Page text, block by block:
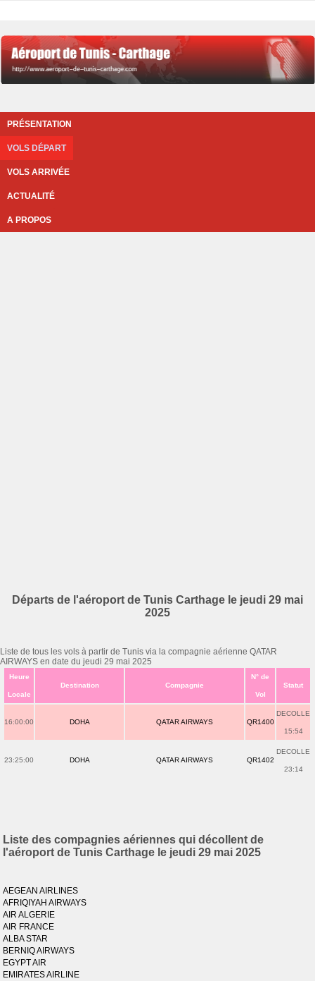
PRÉSENTATION
VOLS DÉPART
VOLS ARRIVÉE
ACTUALITÉ
A PROPOS
Départs de l'aéroport de Tunis Carthage le jeudi 29 mai
2025
Liste de tous les vols à partir de Tunis via la compagnie aérienne QATAR
AIRWAYS en date du jeudi 29 mai 2025
Heure
Locale
Destination Compagnie
N° de
Vol
Statut
16:00:00 DOHA QATAR AIRWAYS QR1400
DECOLLE
15:54
23:25:00 DOHA QATAR AIRWAYS QR1402
DECOLLE
23:14
Liste des compagnies aériennes qui décollent de
l'aéroport de Tunis Carthage le jeudi 29 mai 2025
AEGEAN AIRLINES
AFRIQIYAH AIRWAYS
AIR ALGERIE
AIR FRANCE
ALBA STAR
BERNIQ AIRWAYS
EGYPT AIR
EMIRATES AIRLINE